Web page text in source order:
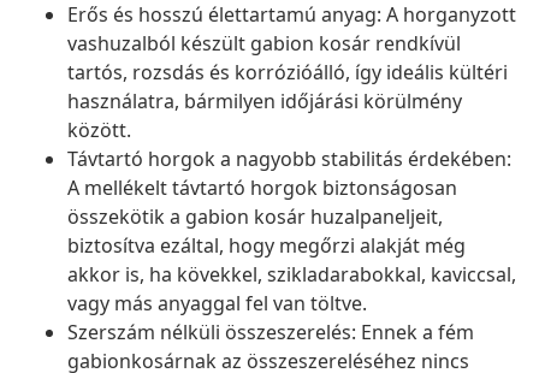
Erős és hosszú élettartamú anyag: A horganyzott
vashuzalból készült gabion kosár rendkívül
tartós, rozsdás és korrózióálló, így ideális kültéri
használatra, bármilyen időjárási körülmény
között.
Távtartó horgok a nagyobb stabilitás érdekében:
A mellékelt távtartó horgok biztonságosan
összekötik a gabion kosár huzalpaneljeit,
biztosítva ezáltal, hogy megőrzi alakját még
akkor is, ha kövekkel, szikladarabokkal, kaviccsal,
vagy más anyaggal fel van töltve.
Szerszám nélküli összeszerelés: Ennek a fém
gabionkosárnak az összeszereléséhez nincs